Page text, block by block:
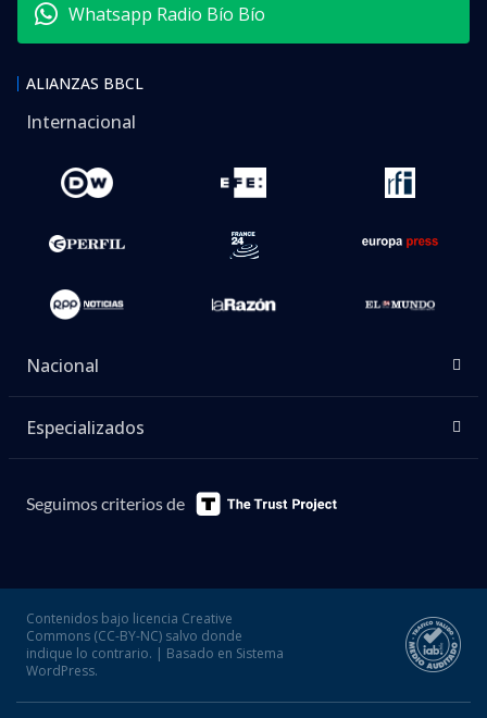
Whatsapp Radio Bío Bío
ALIANZAS BBCL
Internacional
Nacional
Especializados
Seguimos criterios de
Contenidos bajo licencia Creative
Commons (CC-BY-NC) salvo donde
indique lo contrario. | Basado en Sistema
WordPress.